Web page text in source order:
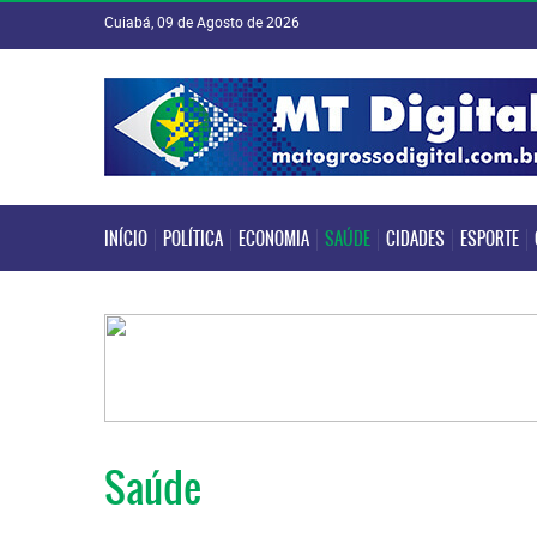
Cuiabá, 09 de Agosto de 2026
INÍCIO POLÍTICA ECONOMIA SAÚDE CIDADES ESPORTE
INÍCIO POLÍTICA ECONOMIA
Saúde